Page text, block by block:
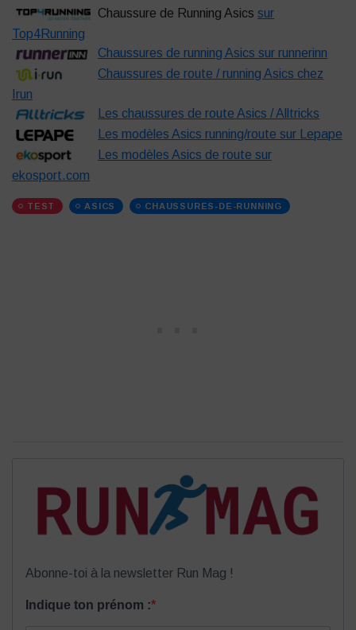
Chaussure de Running Asicssur
Top4Running
Chaussures de running Asics sur runnerinn
Chaussures de route / running Asics chez
Irun
Les chaussures de route Asics / Alltricks
Les modèles Asics running/route sur Lepape
Les modèles Asics de route sur
ekosport.com
TEST ASICS CHAUSSURES-DE-RUNNING
Abonne-toi à la newsletter Run Mag !
Indique ton prénom :